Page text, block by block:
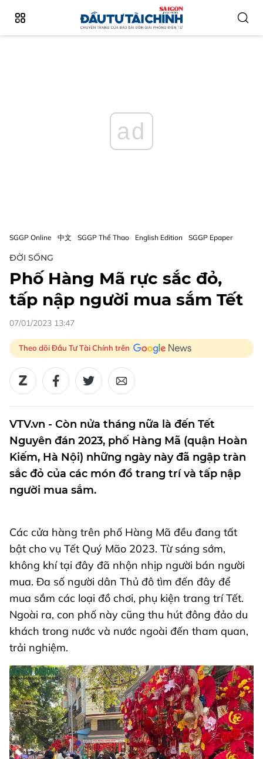
ad
SGGP Online 中文 SGGP Thể Thao English Edition SGGP Epaper
ĐỜI SỐNG
Phố Hàng Mã rực sắc đỏ,
tấp nập người mua sắm Tết
07/01/2023 13:47
Theo dõi Đầu Tư Tài Chính trên
VTV.vn - Còn nửa tháng nữa là đến Tết
Nguyên đán 2023, phố Hàng Mã (quận Hoàn
Kiếm, Hà Nội) những ngày này đã ngập tràn
sắc đỏ của các món đồ trang trí và tấp nập
người mua sắm.
Các cửa hàng trên phố Hàng Mã đều đang tất
bật cho vụ Tết Quý Mão 2023. Từ sáng sớm,
không khí tại đây đã nhộn nhịp người bán người
mua. Đa số người dân Thủ đô tìm đến đây để
mua sắm các loại đồ chơi, phụ kiện trang trí Tết.
Ngoài ra, con phố này cũng thu hút đông đảo du
khách trong nước và nước ngoài đến tham quan,
trải nghiệm.